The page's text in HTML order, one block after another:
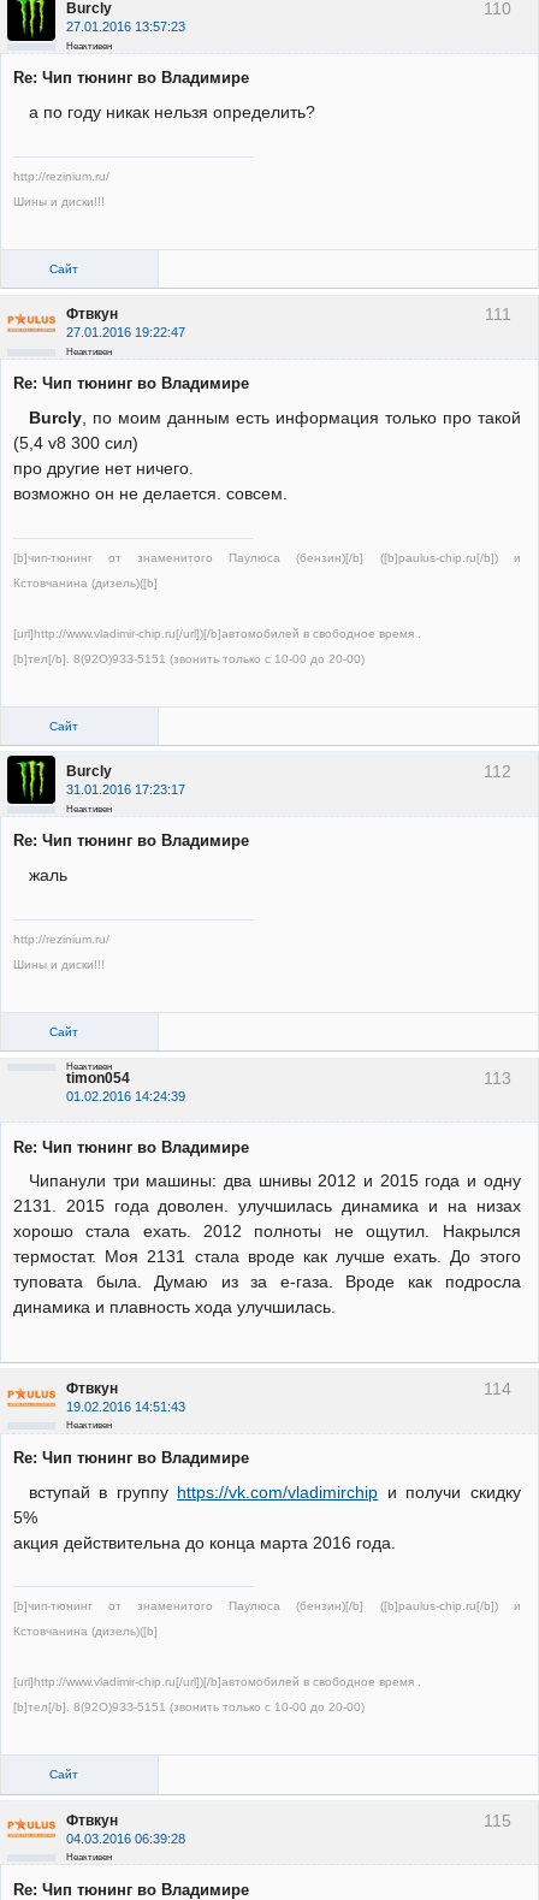
110
Burcly
27.01.2016 13:57:23
Неактивен
Re: Чип тюнинг во Владимире
а по году никак нельзя определить?
http://rezinium.ru/
Шины и диски!!!
Сайт
111
Фтвкун
27.01.2016 19:22:47
Неактивен
Re: Чип тюнинг во Владимире
Burcly, по моим данным есть информация только про такой
(5,4 v8 300 сил)
про другие нет ничего.
возможно он не делается. совсем.
[b]чип-тюнинг от знаменитого Паулюса (бензин)[/b] ([b]paulus-chip.ru[/b]) и
Кстовчанина (дизель)([b]
[url]http://www.vladimir-chip.ru[/url])[/b]автомобилей в свободное время .
[b]тел[/b]. 8(92О)9ЗЗ-5151 (звонить только с 10-00 до 20-00)
Сайт
112
Burcly
31.01.2016 17:23:17
Неактивен
Re: Чип тюнинг во Владимире
жаль
http://rezinium.ru/
Шины и диски!!!
Сайт
113
timon054
01.02.2016 14:24:39
Неактивен
Re: Чип тюнинг во Владимире
Чипанули три машины: два шнивы 2012 и 2015 года и одну
2131. 2015 года доволен. улучшилась динамика и на низах
хорошо стала ехать. 2012 полноты не ощутил. Накрылся
термостат. Моя 2131 стала вроде как лучше ехать. До этого
туповата была. Думаю из за е-газа. Вроде как подросла
динамика и плавность хода улучшилась.
114
Фтвкун
19.02.2016 14:51:43
Неактивен
Re: Чип тюнинг во Владимире
вступай в группу https://vk.com/vladimirchip и получи скидку
5%
акция действительна до конца марта 2016 года.
[b]чип-тюнинг от знаменитого Паулюса (бензин)[/b] ([b]paulus-chip.ru[/b]) и
Кстовчанина (дизель)([b]
[url]http://www.vladimir-chip.ru[/url])[/b]автомобилей в свободное время .
[b]тел[/b]. 8(92О)9ЗЗ-5151 (звонить только с 10-00 до 20-00)
Сайт
115
Фтвкун
04.03.2016 06:39:28
Неактивен
Re: Чип тюнинг во Владимире